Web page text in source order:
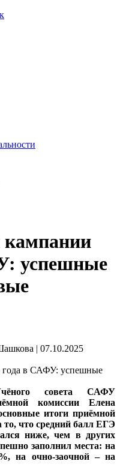
успешные
| 07.10.2025
совета САФУ
комиссии Елена
итоги приёмной
то, что средний балл ЕГЭ
ниже, чем в других
заполнил места: на
на очно-заочной – на